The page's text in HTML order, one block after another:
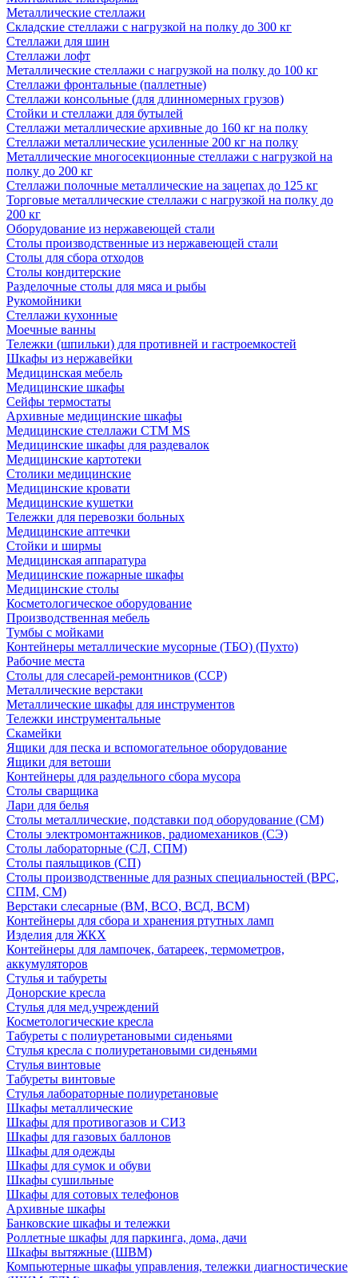
Металлические стеллажи
Складские стеллажи с нагрузкой на полку до 300 кг
Стеллажи для шин
Стеллажи лофт
Металлические стеллажи с нагрузкой на полку до 100 кг
Стеллажи фронтальные (паллетные)
Стеллажи консольные (для длинномерных грузов)
Стойки и стеллажи для бутылей
Стеллажи металлические архивные до 160 кг на полку
Стеллажи металлические усиленные 200 кг на полку
Металлические многосекционные стеллажи с нагрузкой на
полку до 200 кг
Стеллажи полочные металлические на зацепах до 125 кг
Торговые металлические стеллажи с нагрузкой на полку до
200 кг
Оборудование из нержавеющей стали
Столы производственные из нержавеющей стали
Столы для сбора отходов
Столы кондитерские
Разделочные столы для мяса и рыбы
Рукомойники
Стеллажи кухонные
Моечные ванны
Тележки (шпильки) для противней и гастроемкостей
Шкафы из нержавейки
Медицинская мебель
Медицинские шкафы
Сейфы термостаты
Архивные медицинские шкафы
Медицинские стеллажи CTM MS
Медицинские шкафы для раздевалок
Медицинские картотеки
Столики медицинские
Медицинские кровати
Медицинские кушетки
Тележки для перевозки больных
Медицинские аптечки
Стойки и ширмы
Медицинская аппаратура
Медицинские пожарные шкафы
Медицинские столы
Косметологическое оборудование
Производственная мебель
Тумбы с мойками
Контейнеры металлические мусорные (ТБО) (Пухто)
Рабочие места
Столы для слесарей-ремонтников (ССР)
Металлические верстаки
Металлические шкафы для инструментов
Тележки инструментальные
Скамейки
Ящики для песка и вспомогательное оборудование
Ящики для ветоши
Контейнеры для раздельного сбора мусора
Столы сварщика
Лари для белья
Столы металлические, подставки под оборудование (СМ)
Столы электромонтажников, радиомехаников (СЭ)
Столы лабораторные (СЛ, СПМ)
Столы паяльщиков (СП)
Столы производственные для разных специальностей (ВРС,
СПМ, СМ)
Верстаки слесарные (ВМ, ВСО, ВСД, ВСМ)
Контейнеры для сбора и хранения ртутных ламп
Изделия для ЖКХ
Контейнеры для лампочек, батареек, термометров,
аккумуляторов
Стулья и табуреты
Донорские кресла
Стулья для мед.учреждений
Косметологические кресла
Табуреты с полиуретановыми сиденьями
Стулья кресла с полиуретановыми сиденьями
Стулья винтовые
Табуреты винтовые
Стулья лабораторные полиуретановые
Шкафы металлические
Шкафы для противогазов и СИЗ
Шкафы для газовых баллонов
Шкафы для одежды
Шкафы для сумок и обуви
Шкафы сушильные
Шкафы для сотовых телефонов
Архивные шкафы
Банковские шкафы и тележки
Роллетные шкафы для паркинга, дома, дачи
Шкафы вытяжные (ШВМ)
Компьютерные шкафы управления, тележки диагностические